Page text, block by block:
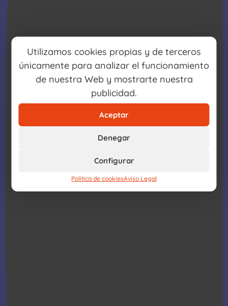
Utilizamos cookies propias y de terceros
únicamente para analizar el funcionamiento
de nuestra Web y mostrarte nuestra
publicidad.
Aceptar
Denegar
Configurar
Política de cookiesAviso Legal